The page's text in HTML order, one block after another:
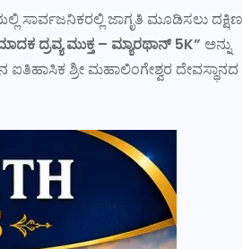
ಸಾರ್ವಜನಿಕರಲ್ಲಿ ಜಾಗೃತಿ ಮೂಡಿಸಲು ದಕ್ಷಿಣ
ದ್ರವ್ಯ ಮುಕ್ತ – ಮ್ಯಾರಥಾನ್ 5K” ಅನ್ನು
ಶ್ರೀ ಮಹಾಲಿಂಗೇಶ್ವರ ದೇವಸ್ಥಾನದ